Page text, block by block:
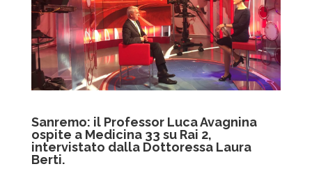
Sanremo: il Professor Luca Avagnina
ospite a Medicina 33 su Rai 2,
intervistato dalla Dottoressa Laura
Berti.